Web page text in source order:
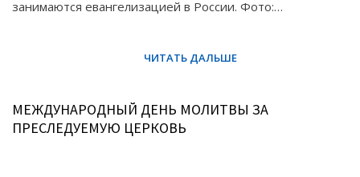
занимаются евангелизацией в России. Фото:…
МЕЖДУНАРОДНЫЙ ДЕНЬ МОЛИТВЫ ЗА
ПРЕСЛЕДУЕМУЮ ЦЕРКОВЬ